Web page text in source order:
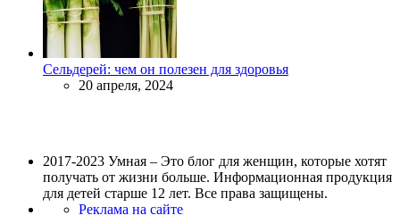
Сельдерей: чем он полезен для здоровья
20 апреля, 2024
2017-2023 Умная – Это блог для женщин, которые хотят
получать от жизни больше. Информационная продукция
для детей старше 12 лет. Все права защищены.
Реклама на сайте